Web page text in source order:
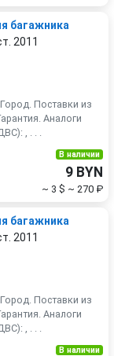
багажника
2011
Поставки из
Аналоги
, . . .
В наличии
9 BYN
~ 3 $ ~ 270 ₽
багажника
2011
Поставки из
Аналоги
, . . .
В наличии